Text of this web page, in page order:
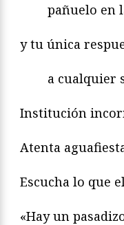
pañuelo en
y tu única
a cualquier
Institución
Atenta
Escucha lo que
«Hay un